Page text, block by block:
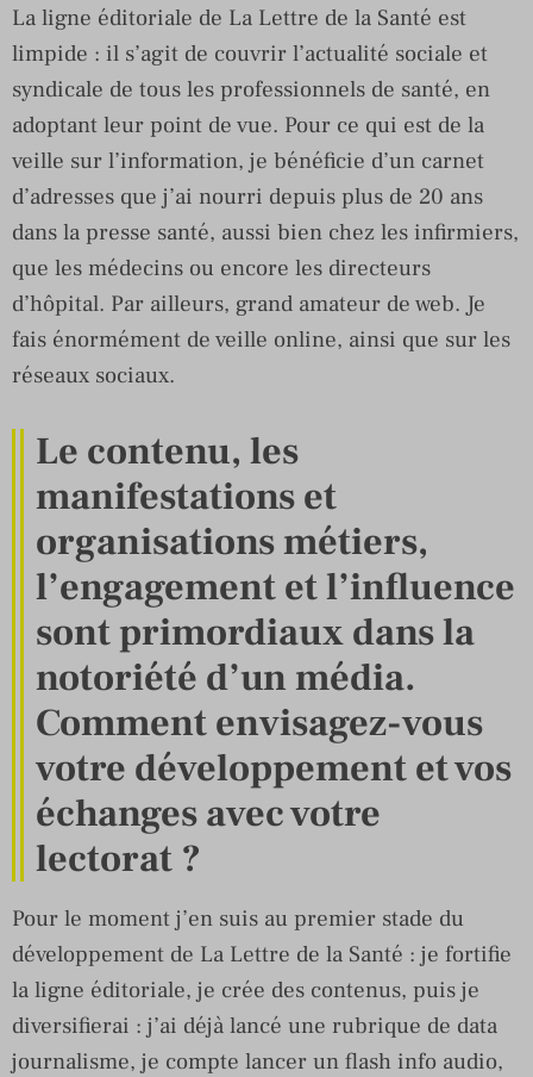
La ligne éditoriale de La Lettre de la Santé est
limpide : il s’agit de couvrir l’actualité sociale et
syndicale de tous les professionnels de santé, en
adoptant leur point de vue. Pour ce qui est de la
veille sur l’information, je bénéficie d’un carnet
d’adresses que j’ai nourri depuis plus de 20 ans
dans la presse santé, aussi bien chez les infirmiers,
que les médecins ou encore les directeurs
d’hôpital. Par ailleurs, grand amateur de web. Je
fais énormément de veille online, ainsi que sur les
réseaux sociaux.
Le contenu, les
manifestations et
organisations métiers,
l’engagement et l’influence
sont primordiaux dans la
notoriété d’un média.
Comment envisagez-vous
votre développement et vos
échanges avec votre
lectorat ?
Pour le moment j’en suis au premier stade du
développement de La Lettre de la Santé : je fortifie
la ligne éditoriale, je crée des contenus, puis je
diversifierai : j’ai déjà lancé une rubrique de data
journalisme, je compte lancer un flash info audio,